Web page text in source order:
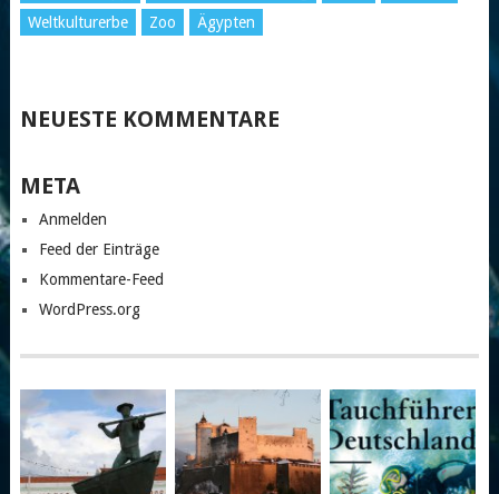
Weltkulturerbe
Zoo Ägypten
NEUESTE KOMMENTARE
META
Anmelden
Feed der Einträge
Kommentare-Feed
WordPress.org